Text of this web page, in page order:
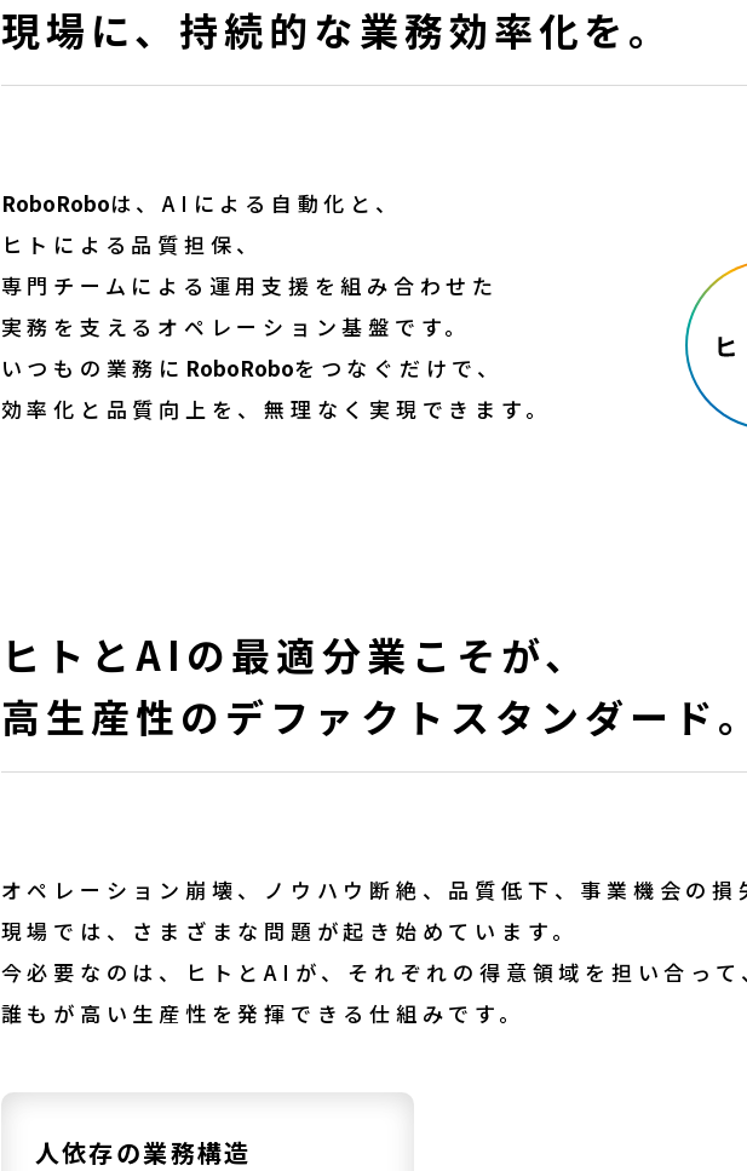
現場に、持続的な業務効率化を。
RoboRoboは、AIによる自動化と、
ヒトによる品質担保、
専門チームによる運用支援を組み合わせた
実務を支えるオペレーション基盤です。
いつもの業務に RoboRoboをつなぐだけで、
効率化と品質向上を、無理なく実現できます。
ヒトとAIの最適分業こそが、
高生産性のデファクトスタンダード。
オペレーション崩壊、ノウハウ断絶、品質低下、事業機会の損
現場では、さまざまな問題が起き始めています。
今必要なのは、ヒトとAIが、それぞれの得意領域を担い合って
誰もが高い生産性を発揮できる仕組みです。
人依存の業務構造